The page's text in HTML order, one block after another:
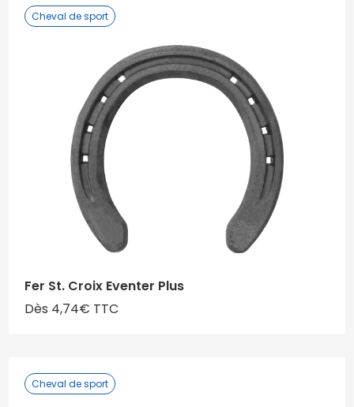
Cheval de sport
Fer St. Croix Eventer Plus
Dès 4,74€ TTC
Cheval de sport